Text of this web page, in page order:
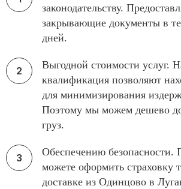
законодательству.
закрывающие документы в
дней.
Выгодной стоимости услуг.
квалификация позволяют
для минимизирования
Поэтому мы можем дешево
груз.
Обеспечению
можете оформить страховку
доставке из Одинцово в